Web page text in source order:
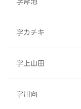
字カチキ
字上山田
字川向